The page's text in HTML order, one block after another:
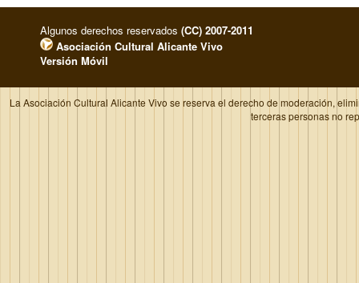
Algunos derechos reservados (CC) 2007-2011
Asociación Cultural Alicante Vivo
Versión Móvil
La Asociación Cultural Alicante Vivo se reserva el derecho de moderación,
terceras personas no